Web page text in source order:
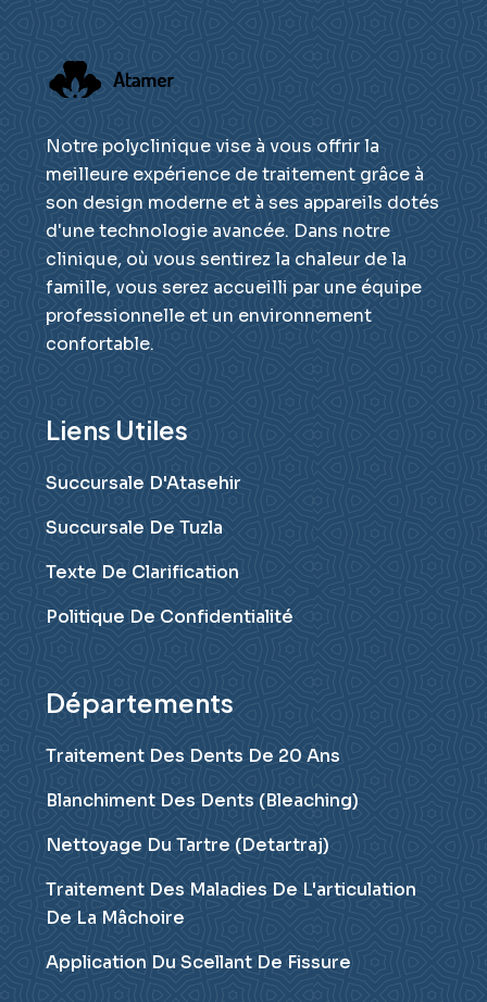
Notre polyclinique vise à vous offrir la
meilleure expérience de traitement grâce à
son design moderne et à ses appareils dotés
d'une technologie avancée. Dans notre
clinique, où vous sentirez la chaleur de la
famille, vous serez accueilli par une équipe
professionnelle et un environnement
confortable.
Liens Utiles
Succursale D'Atasehir
Succursale De Tuzla
Texte De Clarification
Politique De Confidentialité
Départements
Traitement Des Dents De 20 Ans
Blanchiment Des Dents (Bleaching)
Nettoyage Du Tartre (Detartraj)
Traitement Des Maladies De L'articulation
De La Mâchoire
Application Du Scellant De Fissure